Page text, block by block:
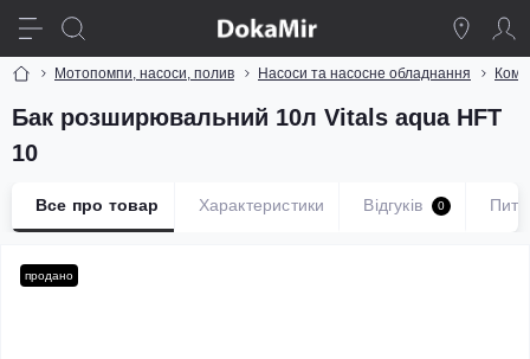
Мотопомпи, насоси, полив Насоси та насосне обладнання
Бак розширювальний 10л Vitals aqua HFT
10
Все про товар Характеристики Відгуків 0
продано